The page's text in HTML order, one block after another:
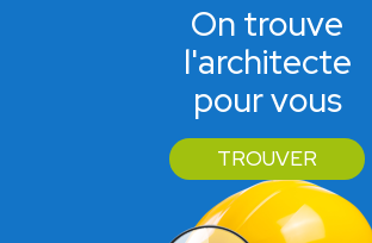
On trouve
l'architecte
pour vous
TROUVER